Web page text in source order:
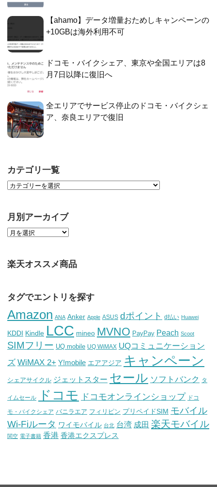
【ahamo】データ増量おためしキャンペーンの
+10GBは海外利用不可
ドコモ・バイクシェア、東京や全国エリアは8
月7日以降に復旧へ
全エリアでサービス停止のドコモ・バイクシェ
ア、奈良エリアで復旧
カテゴリ一覧
月別アーカイブ
楽天オススメ商品
タグでエントリを探す
Amazon ANA Anker Apple ASUS dポイント d払い Huawei
KDDI Kindle LCC mineo MVNO PayPay Peach Scoot
SIMフリー UQ mobile UQ WiMAX UQコミュニケーション
ズ WiMAX 2+ Y!mobile エアアジア キャンペーン
シェアサイクル ジェットスター セール ソフトバンク タ
イムセール ドコモ ドコモオンラインショップ ドコ
モ・バイクシェア バニラエア フィリピン プリペイドSIM モバイル
Wi-Fiルータ ワイモバイル 台北 台湾 成田 楽天モバイル
関空 電子書籍 香港 香港エクスプレス